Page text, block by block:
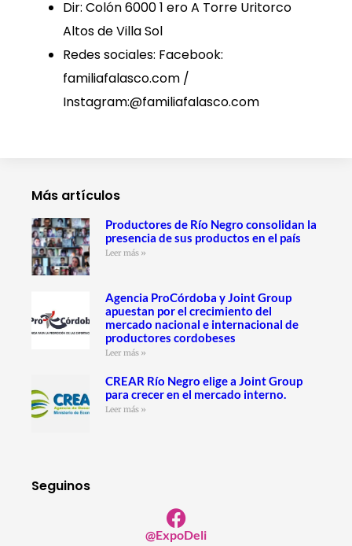
Dir: Colón 6000 1 ero A Torre Uritorco
Altos de Villa Sol
Redes sociales: Facebook:
familiafalasco.com /
Instagram:@familiafalasco.com
Más artículos
Productores de Río Negro consolidan la
presencia de sus productos en el país
Leer más »
Agencia ProCórdoba y Joint Group
apuestan por el crecimiento del
mercado nacional e internacional de
productores cordobeses
Leer más »
CREAR Río Negro elige a Joint Group
para crecer en el mercado interno.
Leer más »
Seguinos
@ExpoDeli